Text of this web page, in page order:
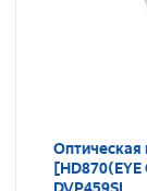
Оптическая
[HD870(EYE